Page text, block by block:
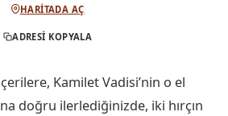
HARITADA AÇ
ADRESI KOPYALA
Kamilet Vadisi’nin o el
doğru ilerlediğinizde, iki hırçın